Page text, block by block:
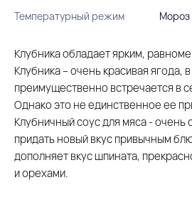
Температурный режим Мороз
Клубника обладает ярким,
Клубника – очень красивая ягода,
преимущественно встречается в
Однако это не единственное ее
Клубничный соус для мяса - очень
придать новый вкус привычным
дополняет вкус шпината,
и орехами.